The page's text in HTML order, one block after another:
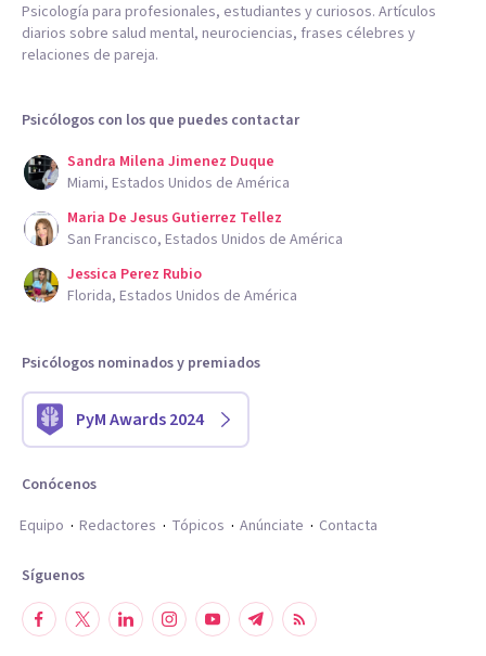
Psicología para profesionales, estudiantes y curiosos. Artículos
diarios sobre salud mental, neurociencias, frases célebres y
relaciones de pareja.
Psicólogos con los que puedes contactar
Sandra Milena Jimenez Duque
Miami, Estados Unidos de América
Maria De Jesus Gutierrez Tellez
San Francisco, Estados Unidos de América
Jessica Perez Rubio
Florida, Estados Unidos de América
Psicólogos nominados y premiados
PyM Awards 2024
Conócenos
Equipo
Redactores Tópicos Anúnciate Contacta
Síguenos